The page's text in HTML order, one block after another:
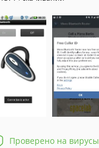
Проверено на вирусы